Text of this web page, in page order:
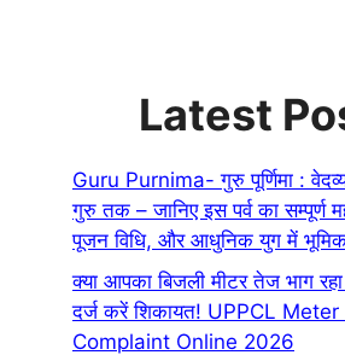
Latest
Guru Purnima- गुरु पूर्णिमा :
गुरु तक – जानिए इस पर्व का सम्पूर्ण
पूजन विधि, और आधुनिक युग में
क्या आपका बिजली मीटर तेज भाग
दर्ज करें शिकायत! UPPCL
Complaint Online 2026